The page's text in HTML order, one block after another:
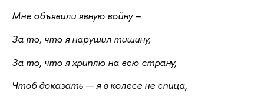
Мне объявили явную войну –
За то, что я нарушил тишину,
За то, что я хриплю на всю страну,
Чтоб доказать — я в колесе не спица,